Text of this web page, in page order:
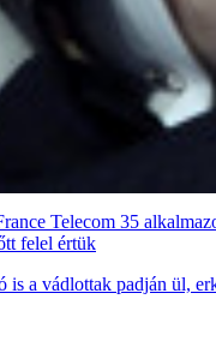
Telecom 35
felel értük
is a vádlottak padján ül,